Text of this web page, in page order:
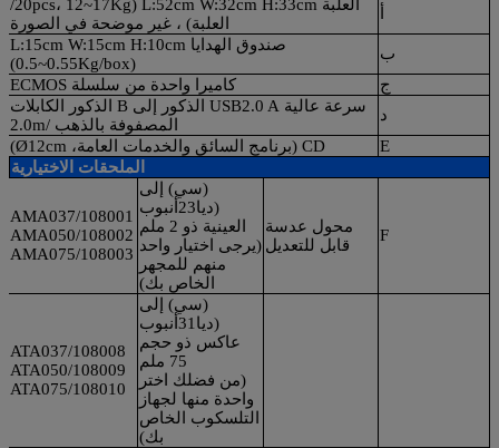
العلبة L:52cm W:32cm H:33cm (20pcs، 12~17Kg/
العلبة) ، غير موضحة في الصورة
ب
صندوق الهدايا L:15cm W:15cm H:10cm
(0.5~0.55Kg/box)
ج
كاميرا واحدة من سلسلة ECMOS
د
سرعة عالية USB2.0 A الذكور إلى B الذكور الكابلات
المصفوفة بالذهب /2.0m
E
CD (برنامج السائق والخدمات العامة، Ø12cm)
الملحقات الاختيارية
F
محول عدسة
قابل للتعديل
(سي) إلى
(ديا23أنبوب
العينية ذو 2 ملم
(يرجى اختيار واحد
منهم للمجهر
الخاص بك)
108001/AMA037
108002/AMA050
108003/AMA075
(سي) إلى
(ديا31أنبوب
عاكس ذو حجم
75 ملم
(من فضلك اختر
واحدة منها لجهاز
التلسكوب الخاص
بك)
108008/ATA037
108009/ATA050
108010/ATA075